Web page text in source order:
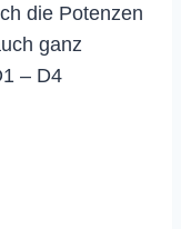
die Potenzen
ganz
– D4